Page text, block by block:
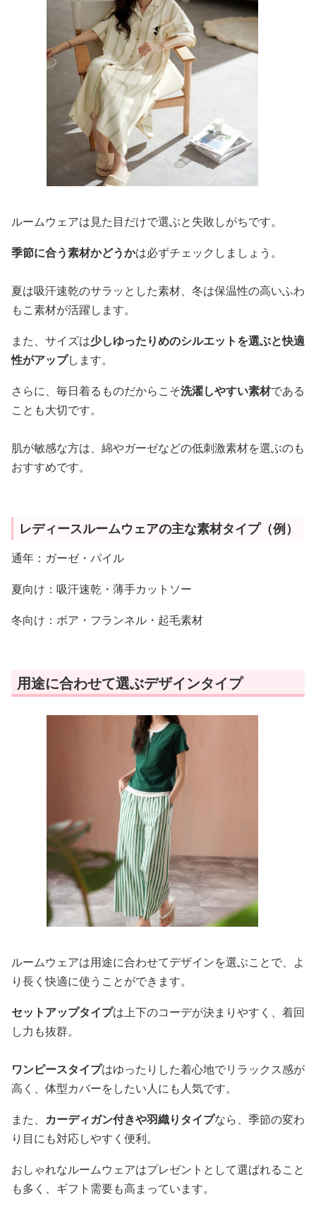
ルームウェアは見た目だけで選ぶと失敗しがちです。
季節に合う素材かどうかは必ずチェックしましょう。
夏は吸汗速乾のサラッとした素材、冬は保温性の高いふわ
もこ素材が活躍します。
また、サイズは少しゆったりめのシルエットを選ぶと快適
性がアップします。
さらに、毎日着るものだからこそ洗濯しやすい素材である
ことも大切です。
肌が敏感な方は、綿やガーゼなどの低刺激素材を選ぶのも
おすすめです。
レディースルームウェアの主な素材タイプ（例）
通年：ガーゼ・パイル
夏向け：吸汗速乾・薄手カットソー
冬向け：ボア・フランネル・起毛素材
用途に合わせて選ぶデザインタイプ
ルームウェアは用途に合わせてデザインを選ぶことで、よ
り長く快適に使うことができます。
セットアップタイプは上下のコーデが決まりやすく、着回
し力も抜群。
ワンピースタイプはゆったりした着心地でリラックス感が
高く、体型カバーをしたい人にも人気です。
また、 カーディガン付きや羽織りタイプなら、季節の変わ
り目にも対応しやすく便利。
おしゃれなルームウェアはプレゼントとして選ばれること
も多く、ギフト需要も高まっています。